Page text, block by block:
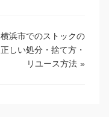
横浜市でのストックの
正しい処分・捨て方・
リユース方法 »